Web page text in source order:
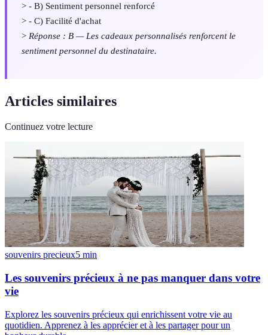
> - B) Sentiment personnel renforcé
> - C) Facilité d'achat
> Réponse : B — Les cadeaux personnalisés renforcent le
sentiment personnel du destinataire.
Articles similaires
Continuez votre lecture
souvenirs precieux5 min
Les souvenirs précieux à ne pas manquer dans votre
vie
Explorez les souvenirs précieux qui enrichissent votre vie au
quotidien. Apprenez à les apprécier et à les partager pour un